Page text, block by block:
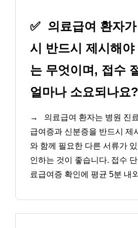
✅ 의료급여 환자
시 반드시 제시해
는 무엇이며, 접수
얼마나 소요되나요?
→
의료급여 환자는 병원 진
급여증과 신분증을 반드시 제
와 함께 필요한 다른 서류가
인하는 것이 좋습니다. 접수
료급여증 확인에 평균 5분 내